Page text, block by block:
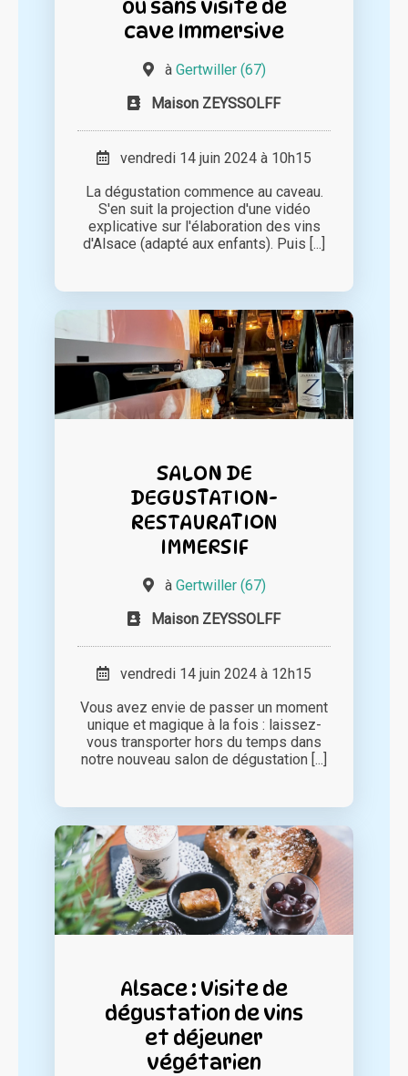
ou sans visite de
cave Immersive
à Gertwiller (67)
Maison ZEYSSOLFF
vendredi 14 juin 2024 à 10h15
La dégustation commence au caveau.
S'en suit la projection d'une vidéo
explicative sur l'élaboration des vins
d'Alsace (adapté aux enfants). Puis [...]
SALON DE
DEGUSTATION-
RESTAURATION
IMMERSIF
à Gertwiller (67)
Maison ZEYSSOLFF
vendredi 14 juin 2024 à 12h15
Vous avez envie de passer un moment
unique et magique à la fois : laissez-
vous transporter hors du temps dans
notre nouveau salon de dégustation [...]
Alsace : Visite de
dégustation de vins
et déjeuner
végétarien